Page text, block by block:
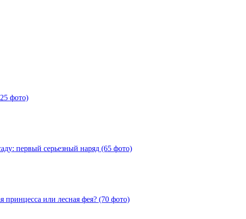
фото)
первый серьезный наряд (65 фото)
принцесса или лесная фея? (70 фото)